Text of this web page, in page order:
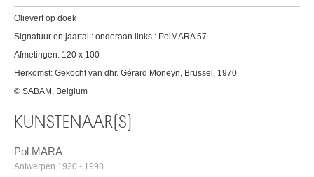
Olieverf op doek
Signatuur en jaartal : onderaan links : PolMARA 57
Afmetingen: 120 x 100
Herkomst: Gekocht van dhr. Gérard Moneyn, Brussel, 1970
© SABAM, Belgium
KUNSTENAAR(S)
Pol MARA
Antwerpen 1920 - 1998